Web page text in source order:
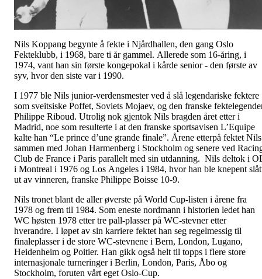
Nils Koppang begynte å fekte i Njårdhallen, den gang Oslo
Fekteklubb, i 1968, bare ti år gammel. Allerede som 16-åring, i
1974, vant han sin første kongepokal i kårde senior - den første av
syv, hvor den siste var i 1990.
I 1977 ble Nils junior-verdensmester ved å slå legendariske fektere
som sveitsiske Poffet, Soviets Mojaev, og den franske
Philippe Riboud. Utrolig nok gjentok Nils bragden året etter i
Madrid, noe som resulterte i at den franske sportsavisen L’Equipe
kalte han “Le prince d’une grande finale”. Årene etterpå fektet Nils
sammen med Johan Harmenberg i Stockholm og senere ved
Club de France i Paris parallelt med sin utdanning. Nils deltok i
i Montreal i 1976 og Los Angeles i 1984, hvor han ble knepent
ut av vinneren, franske Philippe Boisse 10-9.
Nils tronet blant de aller øverste på World Cup-listen i årene fra
1978 og frem til 1984. Som eneste nordmann i historien ledet han
WC høsten 1978 etter tre pall-plasser på WC-stevner etter
hverandre. I løpet av sin karriere fektet han seg regelmessig til
finaleplasser i de store WC-stevnene i Bern, London, Lugano,
Heidenheim og Poitier. Han gikk også helt til topps i flere store
internasjonale turneringer i Berlin, London, Paris, Åbo og
Stockholm, foruten vårt eget Oslo-Cup.